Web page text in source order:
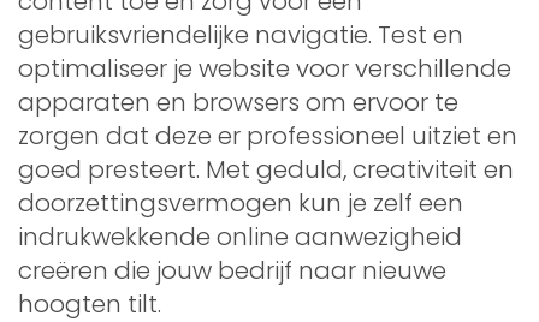
gebruiksvriendelijke navigatie. Test en
optimaliseer je website voor verschillende
apparaten en browsers om ervoor te
zorgen dat deze er professioneel uitziet en
goed presteert. Met geduld, creativiteit en
doorzettingsvermogen kun je zelf een
indrukwekkende online aanwezigheid
creëren die jouw bedrijf naar nieuwe
hoogten tilt.